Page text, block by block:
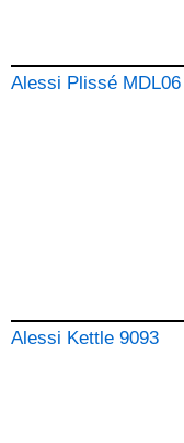
Alessi Plissé MDL06
Alessi Kettle 9093